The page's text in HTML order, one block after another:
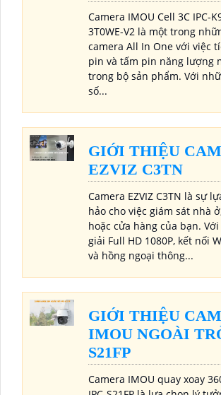
Camera IMOU Cell 3C IPC-
3T0WE-V2 là một trong
camera All In One với việc
pin và tấm pin năng lượng
trong bộ sản phẩm. Với
số...
GIỚI THIỆU
EZVIZ C3TN
Camera EZVIZ C3TN là sự
hảo cho việc giám sát nhà
hoặc cửa hàng của bạn.
giải Full HD 1080P, kết nối
và hồng ngoại thông...
GIỚI THIỆU
IMOU NGOÀI
S21FP
Camera IMOU quay xoay